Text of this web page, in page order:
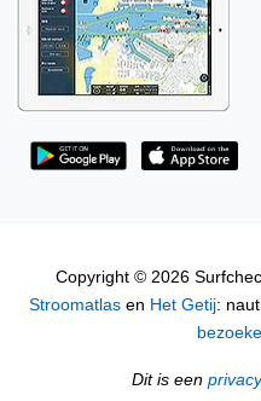
Copyright © 2026
Stroomatlasen Het Getij:
Dit is een